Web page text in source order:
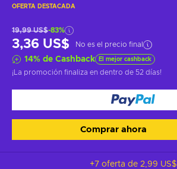
OFERTA DESTACADA
19,99 US$-83%
3,36 US$ No es el precio final
14% de Cashback El mejor cashback
¡La promoción finaliza en dentro de 52 días!
Comprar ahora
+7 oferta de 2,99 US$